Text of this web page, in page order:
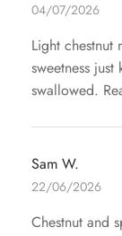
04/07/2026
Light chestnut
sweetness
swallowed.
Sam W.
22/06/2026
Chestnut and